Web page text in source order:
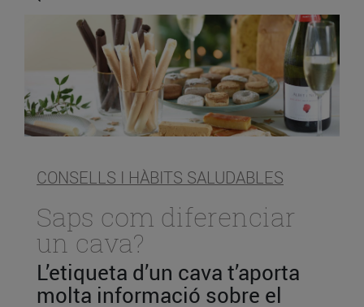
CONSELLS I HÀBITS SALUDABLES
Saps com diferenciar
un cava?
L’etiqueta d’un cava t’aporta
molta informació sobre el